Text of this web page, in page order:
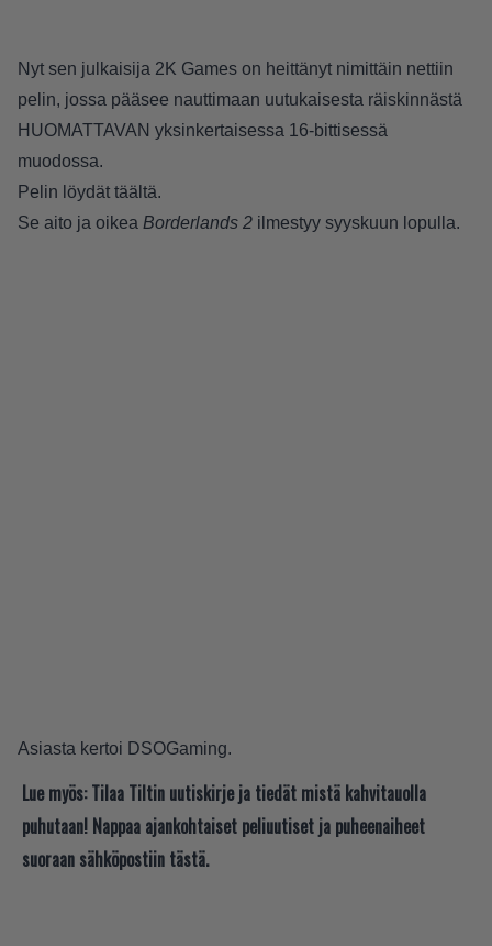
Nyt sen julkaisija 2K Games on heittänyt nimittäin nettiin
pelin, jossa pääsee nauttimaan uutukaisesta räiskinnästä
HUOMATTAVAN yksinkertaisessa 16-bittisessä
muodossa.
Pelin löydät täältä.
Se aito ja oikea Borderlands 2 ilmestyy syyskuun lopulla.
Asiasta kertoi DSOGaming.
Lue myös: Tilaa Tiltin uutiskirje ja tiedät mistä kahvitauolla
puhutaan! Nappaa ajankohtaiset peliuutiset ja puheenaiheet
suoraan sähköpostiin tästä.